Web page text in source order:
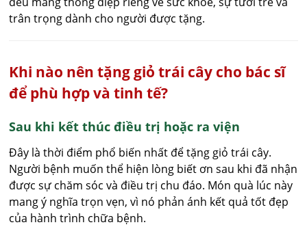
trân trọng dành cho người được tặng.
Khi nào nên tặng giỏ trái cây cho bác sĩ
để phù hợp và tinh tế?
Sau khi kết thúc điều trị hoặc ra viện
Đây là thời điểm phổ biến nhất để tặng giỏ trái cây.
Người bệnh muốn thể hiện lòng biết ơn sau khi đã nhận
được sự chăm sóc và điều trị chu đáo. Món quà lúc này
mang ý nghĩa trọn vẹn, vì nó phản ánh kết quả tốt đẹp
của hành trình chữa bệnh.